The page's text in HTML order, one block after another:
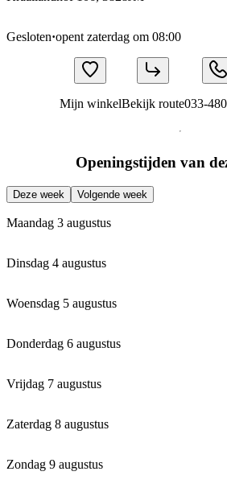
Gesloten·opent zaterdag om 08:00
Mijn winkelBekijk route033-
Openingstijden van
Deze week Volgende week
Maandag 3 augustus
Dinsdag 4 augustus
Woensdag 5 augustus
Donderdag 6 augustus
Vrijdag 7 augustus
Zaterdag 8 augustus
Zondag 9 augustus